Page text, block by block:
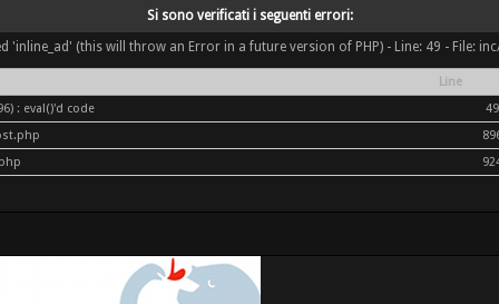
Si sono verificati i seguenti errori:
(this will throw an Error in a future version of PHP) - Line: 49 - File:
Line
: eval()'d code
49